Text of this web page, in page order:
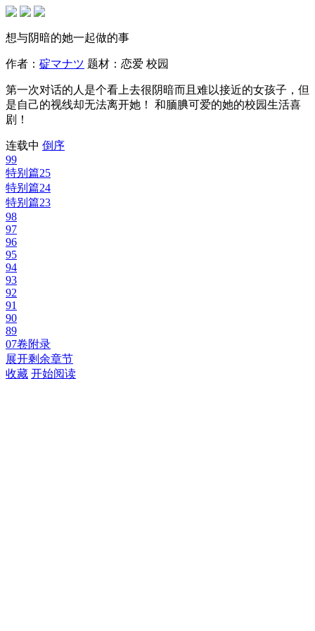
想与阴暗的她一起做的事
作者： 碇マナツ 题材： 恋爱 校园
第一次对话的人是个看上去很阴暗而且难以接近的女孩子，但
是自己的视线却无法离开她！ 和腼腆可爱的她的校园生活喜
剧！
连载中 倒序
99
特别篇25
特别篇24
特别篇23
98
97
96
95
94
93
92
91
90
89
07卷附录
展开剩余章节
收藏 开始阅读